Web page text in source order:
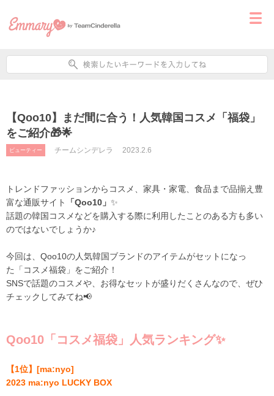
【Qoo10】まだ間に合う！人気韓国コスメ「福袋」
をご紹介🎁🌟
ビューティー チームシンデレラ 2023.2.6
トレンドファッションからコスメ、家具・家電、食品まで品揃え豊
富な通販サイト
「Qoo10」 ✨
話題の韓国コスメなどを購入する際に利用したことのある方も多い
のではないでしょうか♪
今回は、 Qoo10の人気韓国ブランドのアイテムがセットになっ
た
「 コスメ福袋 」をご紹介！
SNSで話題のコスメや、お得なセットが盛りだくさんなので、ぜひ
チェックしてみてね📢
Qoo10 「コスメ福袋」人気ランキング✨
【1位】 [ma:nyo]
2023 ma:nyo LUCKY BOX